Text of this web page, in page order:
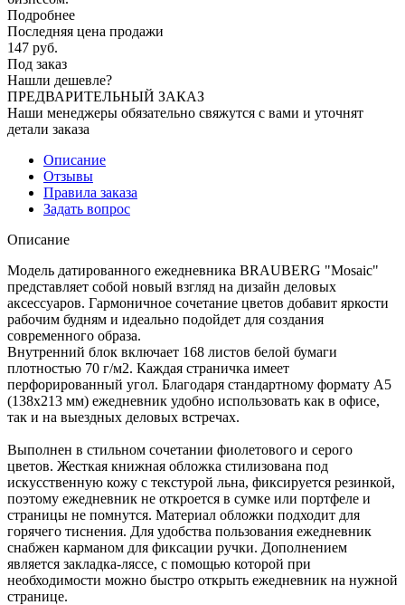
Подробнее
Последняя цена продажи
147 руб.
Под заказ
Нашли дешевле?
ПРЕДВАРИТЕЛЬНЫЙ ЗАКАЗ
Наши менеджеры обязательно свяжутся с вами и уточнят
детали заказа
Описание
Отзывы
Правила заказа
Задать вопрос
Описание
Модель датированного ежедневника BRAUBERG "Mosaic"
представляет собой новый взгляд на дизайн деловых
аксессуаров. Гармоничное сочетание цветов добавит яркости
рабочим будням и идеально подойдет для создания
современного образа.
Внутренний блок включает 168 листов белой бумаги
плотностью 70 г/м2. Каждая страничка имеет
перфорированный угол. Благодаря стандартному формату А5
(138х213 мм) ежедневник удобно использовать как в офисе,
так и на выездных деловых встречах.
Выполнен в стильном сочетании фиолетового и серого
цветов. Жесткая книжная обложка стилизована под
искусственную кожу с текстурой льна, фиксируется резинкой,
поэтому ежедневник не откроется в сумке или портфеле и
страницы не помнутся. Материал обложки подходит для
горячего тиснения. Для удобства пользования ежедневник
снабжен карманом для фиксации ручки. Дополнением
является закладка-ляссе, с помощью которой при
необходимости можно быстро открыть ежедневник на нужной
странице.